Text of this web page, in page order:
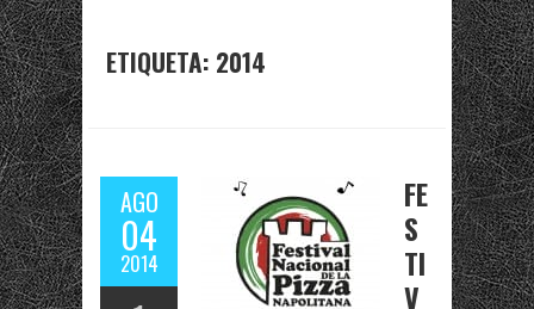
ETIQUETA: 2014
AGO
04
2014
FE
S
TI
V